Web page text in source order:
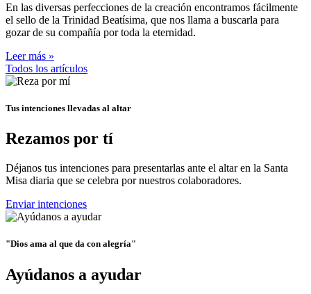
En las diversas perfecciones de la creación encontramos fácilmente
el sello de la Trinidad Beatísima, que nos llama a buscarla para
gozar de su compañía por toda la eternidad.
Leer más »
Todos los artículos
Tus intenciones llevadas al altar
Rezamos por tí
Déjanos tus intenciones para presentarlas ante el altar en la Santa
Misa diaria que se celebra por nuestros colaboradores.
Enviar intenciones
"Dios ama al que da con alegría"
Ayúdanos a ayudar